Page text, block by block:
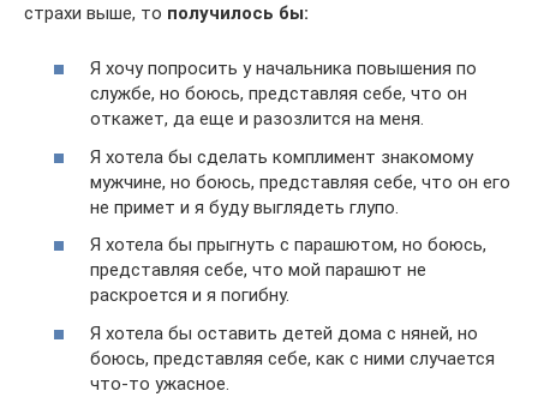
страхи выше, то получилось бы:
Я хочу попросить у начальника повышения по
службе, но боюсь, представляя себе, что он
откажет, да еще и разозлится на меня.
Я хотела бы сделать комплимент знакомому
мужчине, но боюсь, представляя себе, что он его
не примет и я буду выглядеть глупо.
Я хотела бы прыгнуть с парашютом, но боюсь,
представляя себе, что мой парашют не
раскроется и я погибну.
Я хотела бы оставить детей дома с няней, но
боюсь, представляя себе, как с ними случается
что-то ужасное.